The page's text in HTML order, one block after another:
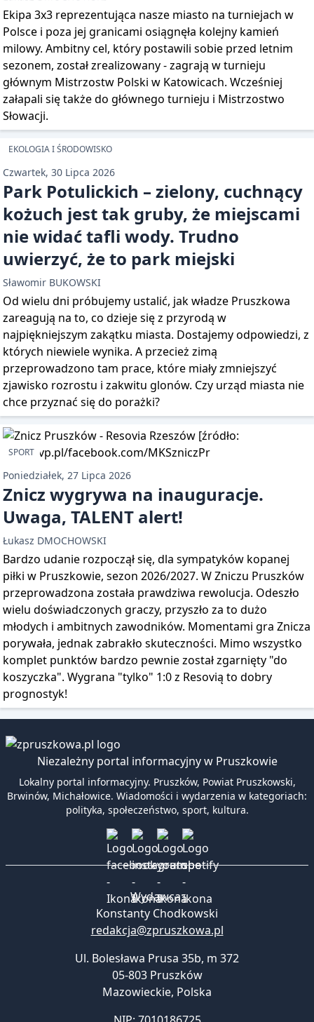
Ekipa 3x3 reprezentująca nasze miasto na turniejach w
Polsce i poza jej granicami osiągnęła kolejny kamień
milowy. Ambitny cel, który postawili sobie przed letnim
sezonem, został zrealizowany - zagrają w turnieju
głównym Mistrzostw Polski w Katowicach. Wcześniej
załapali się także do głównego turnieju i Mistrzostwo
Słowacji.
EKOLOGIA I ŚRODOWISKO
Czwartek, 30 Lipca 2026
Park Potulickich – zielony, cuchnący
kożuch jest tak gruby, że miejscami
nie widać tafli wody. Trudno
uwierzyć, że to park miejski
Sławomir BUKOWSKI
Od wielu dni próbujemy ustalić, jak władze Pruszkowa
zareagują na to, co dzieje się z przyrodą w
najpiękniejszym zakątku miasta. Dostajemy odpowiedzi, z
których niewiele wynika. A przecież zimą
przeprowadzono tam prace, które miały zmniejszyć
zjawisko rozrostu i zakwitu glonów. Czy urząd miasta nie
chce przyznać się do porażki?
SPORT
Poniedziałek, 27 Lipca 2026
Znicz wygrywa na inauguracje.
Uwaga, TALENT alert!
Łukasz DMOCHOWSKI
Bardzo udanie rozpoczął się, dla sympatyków kopanej
piłki w Pruszkowie, sezon 2026/2027. W Zniczu Pruszków
przeprowadzona została prawdziwa rewolucja. Odeszło
wielu doświadczonych graczy, przyszło za to dużo
młodych i ambitnych zawodników. Momentami gra Znicza
porywała, jednak zabrakło skuteczności. Mimo wszystko
komplet punktów bardzo pewnie został zgarnięty "do
koszyczka". Wygrana "tylko" 1:0 z Resovią to dobry
prognostyk!
Niezależny portal informacyjny w Pruszkowie
Lokalny portal informacyjny. Pruszków, Powiat Pruszkowski,
Brwinów, Michałowice. Wiadomości i wydarzenia w kategoriach:
polityka, społeczeństwo, sport, kultura.
Wydawca:
Konstanty Chodkowski
redakcja@zpruszkowa.pl
Ul. Bolesława Prusa 35b, m 372
05-803 Pruszków
Mazowieckie, Polska